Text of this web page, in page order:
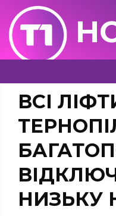
ВСІ
НИЗЬКУ